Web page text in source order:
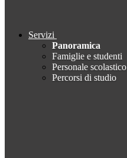
Servizi
Panoramica
Famiglie e studenti
Personale scolastico
Percorsi di studio